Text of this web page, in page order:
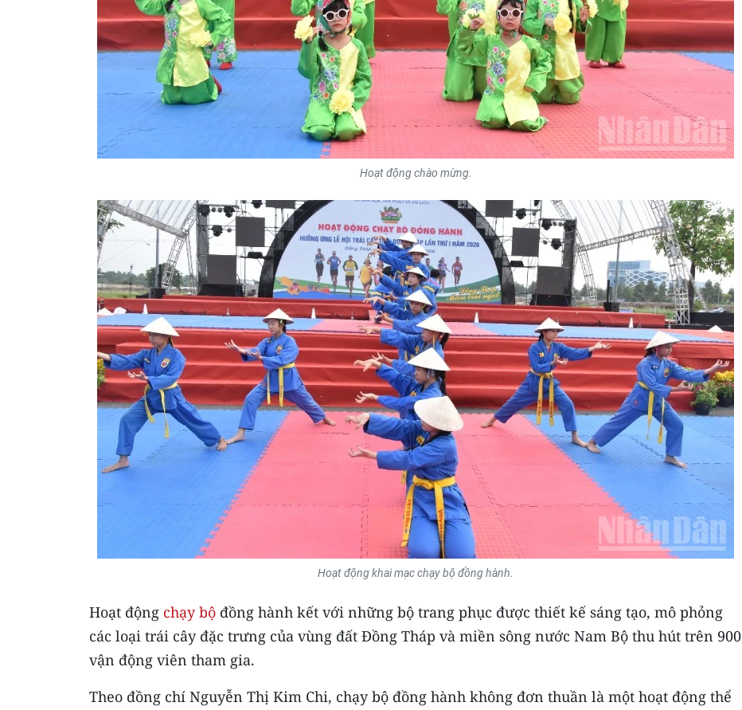
Hoạt động chào mừng.
Hoạt động khai mạc chạy bộ đồng hành.
Hoạt động chạy bộ đồng hành kết với những bộ trang phục được thiết kế sáng tạo, mô phỏng
các loại trái cây đặc trưng của vùng đất Đồng Tháp và miền sông nước Nam Bộ thu hút trên 900
vận động viên tham gia.
Theo đồng chí Nguyễn Thị Kim Chi, chạy bộ đồng hành không đơn thuần là một hoạt động thể